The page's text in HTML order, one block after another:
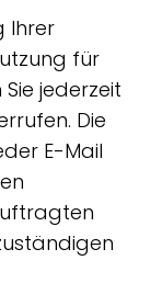
Ihrer
für
jederzeit
Die
E-Mail